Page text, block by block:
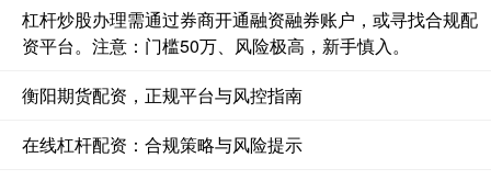
杠杆炒股办理需通过券商开通融资融券账户，或寻找合规配
资平台。注意：门槛50万、风险极高，新手慎入。
衡阳期货配资，正规平台与风控指南
在线杠杆配资：合规策略与风险提示